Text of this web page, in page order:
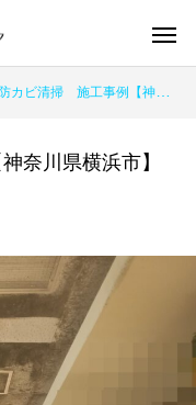
掃 施工事例【神奈川県横浜市】食品スーパー様
奈川県横浜市】